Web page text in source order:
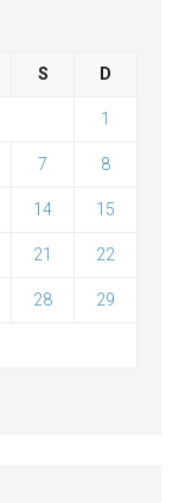
S D
1
7 8
14 15
21 22
28 29